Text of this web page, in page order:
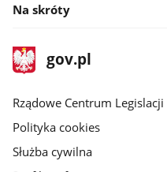
Na skróty
stopka
gov.plStrona
gov.pl
Rządowe Centrum Legislacji
Polityka cookies
Służba cywilna